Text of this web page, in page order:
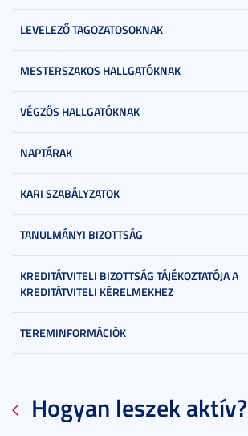
LEVELEZŐ TAGOZATOSOKNAK
MESTERSZAKOS HALLGATÓKNAK
VÉGZŐS HALLGATÓKNAK
NAPTÁRAK
KARI SZABÁLYZATOK
TANULMÁNYI BIZOTTSÁG
KREDITÁTVITELI BIZOTTSÁG TÁJÉKOZTATÓJA A
KREDITÁTVITELI KÉRELMEKHEZ
TEREMINFORMÁCIÓK
Hogyan leszek aktív?